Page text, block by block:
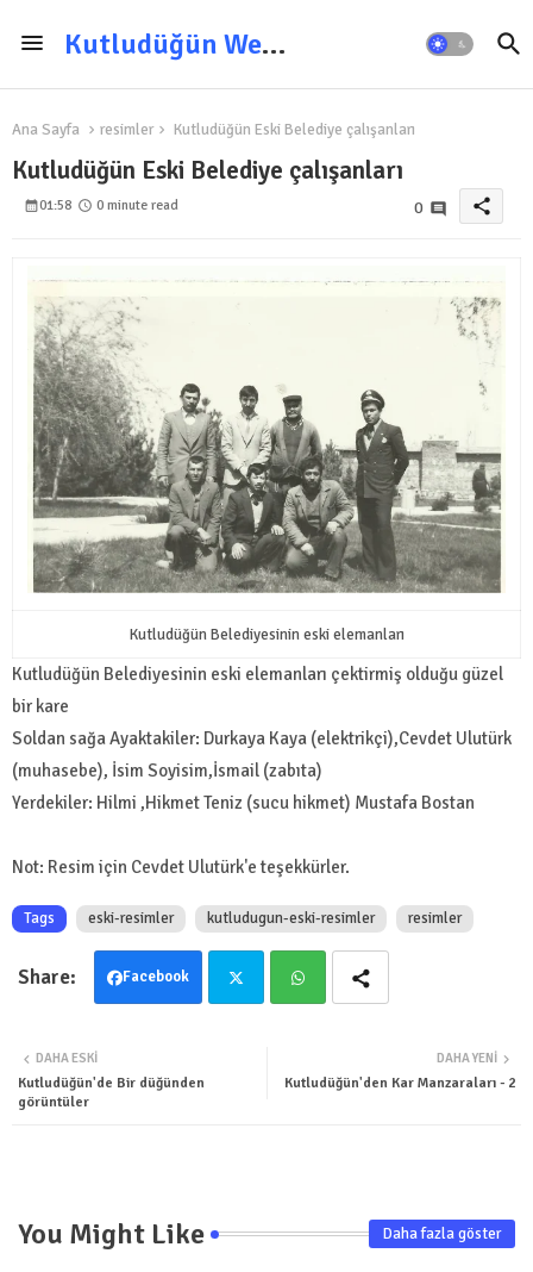
Kutludüğün Web Sitesi
Ana Sayfa resimler Kutludüğün Eski Belediye çalışanları
Kutludüğün Eski Belediye çalışanları
01:58 0 minute read 0 share
Kutludüğün Belediyesinin eski elemanları
Kutludüğün Belediyesinin eski elemanları çektirmiş olduğu güzel
bir kare
Soldan sağa Ayaktakiler: Durkaya Kaya (elektrikçi),Cevdet Ulutürk
(muhasebe), İsim Soyisim,İsmail (zabıta)
Yerdekiler: Hilmi ,Hikmet Teniz (sucu hikmet) Mustafa Bostan
Not: Resim için Cevdet Ulutürk'e teşekkürler.
Tags eski-resimler kutludugun-eski-resimler resimler
Facebook
tsa
DAHA YENI
Kutludüğün'den Kar Manzaraları - 2
DAHA ESKI
Kutludüğün'de Bir düğünden
görüntüler
You Might Like Daha fazla göster